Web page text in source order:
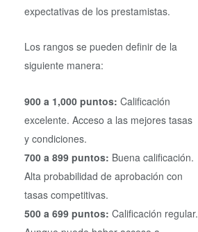
expectativas de los prestamistas.
Los rangos se pueden definir de la
siguiente manera:
900 a 1,000 puntos: Calificación
excelente. Acceso a las mejores tasas
y condiciones.
700 a 899 puntos: Buena calificación.
Alta probabilidad de aprobación con
tasas competitivas.
500 a 699 puntos: Calificación regular.